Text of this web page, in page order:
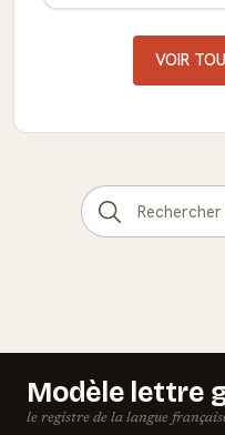
VOIR
Modèle lettre
le registre de la langue